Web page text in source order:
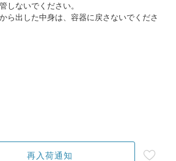
しないでください。
ら出した中身は、容器に戻さないでくださ
再入荷通知